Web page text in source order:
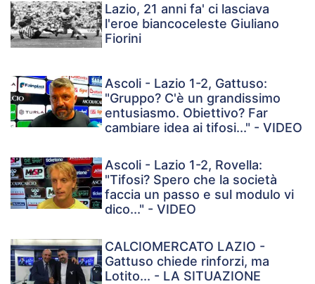
Lazio, 21 anni fa' ci lasciava
l'eroe biancoceleste Giuliano
Fiorini
Ascoli - Lazio 1-2, Gattuso:
"Gruppo? C'è un grandissimo
entusiasmo. Obiettivo? Far
cambiare idea ai tifosi..." - VIDEO
Ascoli - Lazio 1-2, Rovella:
"Tifosi? Spero che la società
faccia un passo e sul modulo vi
dico..." - VIDEO
CALCIOMERCATO LAZIO -
Gattuso chiede rinforzi, ma
Lotito... - LA SITUAZIONE